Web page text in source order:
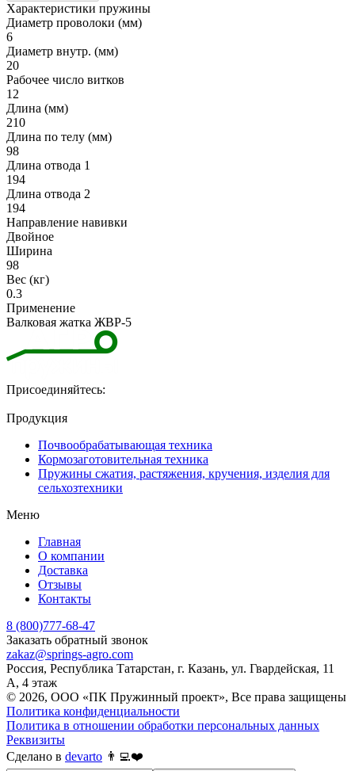
Характеристики пружины
Диаметр проволоки (мм)
6
Диаметр внутр. (мм)
20
Рабочее число витков
12
Длина (мм)
210
Длина по телу (мм)
98
Длина отвода 1
194
Длина отвода 2
194
Направление навивки
Двойное
Ширина
98
Вес (кг)
0.3
Применение
Валковая жатка ЖВР-5
Присоединяйтесь:
Продукция
Почвообрабатывающая техника
Кормозаготовительная техника
Пружины сжатия, растяжения, кручения, изделия для
сельхозтехники
Меню
Главная
О компании
Доставка
Отзывы
Контакты
8 (800)777-68-47
Заказать обратный звонок
zakaz@springs-agro.com
Россия, Республика Татарстан, г. Казань, ул. Гвардейская, 11
А, 4 этаж
© 2026, ООО «ПК Пружинный проект», Все права защищены
Политика конфиденциальности
Политика в отношении обработки персональных данных
Реквизиты
Сделано в devarto 👨‍💻❤️